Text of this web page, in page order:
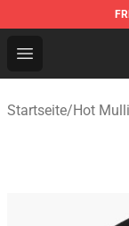
Open menu
Hot
Startseite/Hot